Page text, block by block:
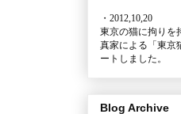
・2012,10,20
東京の猫に拘りを
真家による 「東
ートしました。
Blog Archive